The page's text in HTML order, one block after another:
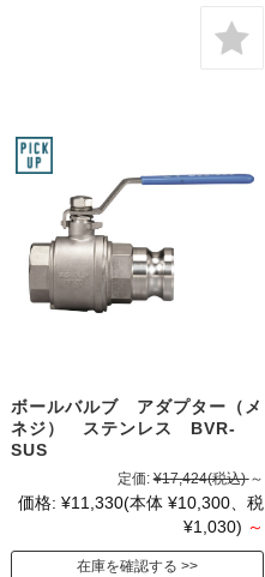
ボールバルブ アダプター（メ
ネジ） ステンレス BVR-
SUS
定価: ¥17,424(税込) ～
価格: ¥11,330(本体 ¥10,300、税
¥1,030) ～
在庫を確認する